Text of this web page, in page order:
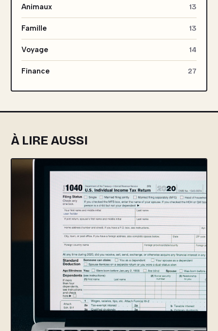
Animaux 13
Famille 13
Voyage 14
Finance 27
À LIRE AUSSI